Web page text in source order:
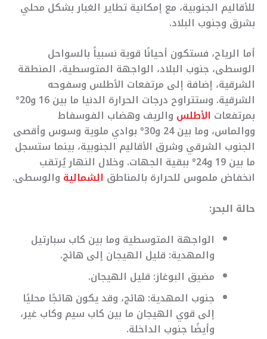
للأقاليم الجنوبية، مع إمكانية تطاير الغبار بشكل محلي
بشرق وجنوب البلاد.
أما الرياح، فستكون أحيانًا قوية نسبياً بالسواحل
الوسطى، جنوب البلاد، الواجهة المتوسطية، المنطقة
الشرقية، إضافة إلى مرتفعات الأطلس وسفوحه
الشرقية. وستتراوح درجات الحرارة الدنيا ما بين 16 و20°
بمرتفعات الأطلس والريف وهضاب الفوسفاط
ووالماس، وما بين 24 و30° بوادي ملوية وسوس وأقصى
الجنوب الشرقي وشرق الأقاليم الجنوبية، بينما ستسجل
ما بين 19 و24° ببقية الجهات. وخلال النهار يُرتقب
انخفاض ملموس للحرارة بالمناطق الشمالية والوسطى.
حالة البحر:
الواجهة المتوسطية وما بين كاب سبارتيل
والمهدية: قليل الهيجان إلى هائج.
مضيق البوغاز: قليل الهيجان.
جنوب المهدية: هائج، وقد يكون هائجًا محليًا
إلى قوي الهيجان ما بين كاب سيم وكاب غير،
وأيضًا جنوب الداخلة.